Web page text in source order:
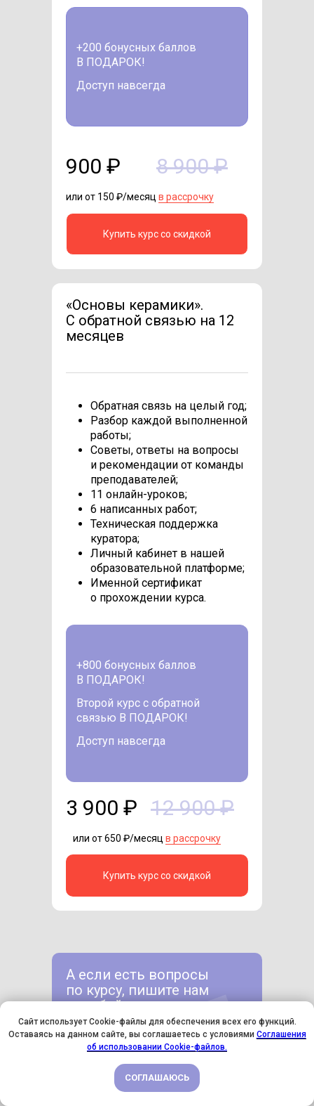
или от 150 ₽/месяц в рассрочку
8 900 ₽
900 ₽
Купить курс со скидкой
+200 бонусных баллов
В ПОДАРОК!
Доступ навсегда
Обратная связь на целый год;
Разбор каждой выполненной
работы;
Советы, ответы на вопросы
и рекомендации от команды
преподавателей;
11 онлайн-уроков;
6 написанных работ;
Техническая поддержка
куратора;
Личный кабинет в нашей
образовательной платформе;
Именной сертификат
о прохождении курса.
«Основы керамики».
C обратной связью на 12
месяцев
или от 650 ₽/месяц в рассрочку
12 900 ₽
3 900 ₽
Купить курс со скидкой
+800 бонусных баллов
В ПОДАРОК!
Доступ навсегда
Второй курс с обратной
связью В ПОДАРОК!
А если есть вопросы
по курсу, пишите нам
в любой мессенджер
У НАС ДЕНЬ РОЖДЕНИЯ! ВСЕМ СКИДКИ НА ОБУЧЕНИЕ!
ПОДРОБНЕЕ
Сайт использует Cookie-файлы для обеспечения всех его функций.
Оставаясь на данном сайте, вы соглашаетесь с условиями Соглашения
об использовании Cookie-файлов.
СОГЛАШАЮСЬ